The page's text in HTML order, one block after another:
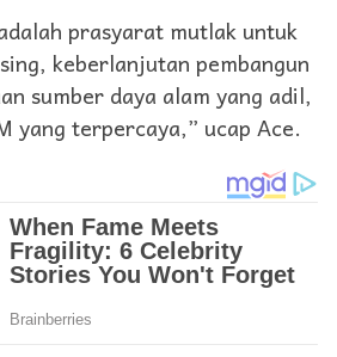
prasyarat mutlak untuk
keberlanjutan pembangun
sumber daya alam yang adil,
yang terpercaya,” ucap Ace.